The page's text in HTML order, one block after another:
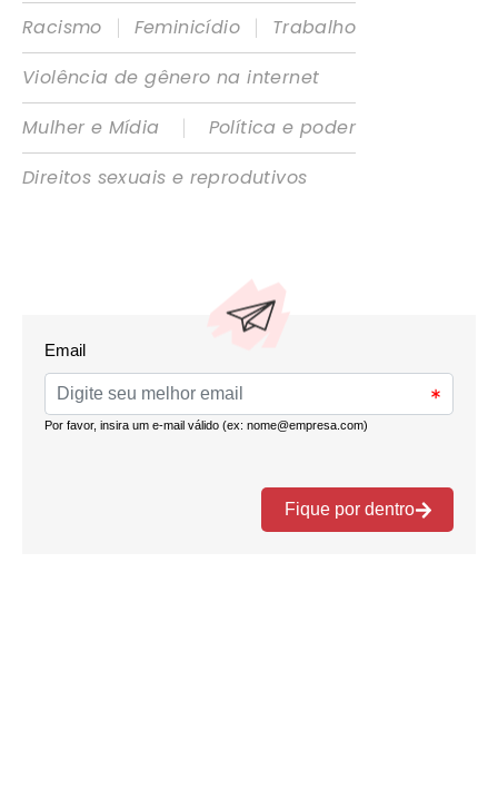
Racismo | Feminicídio |
Trabalho
Violência de gênero na internet
Mulher e Mídia
|
Política e poder
Direitos sexuais e reprodutivos